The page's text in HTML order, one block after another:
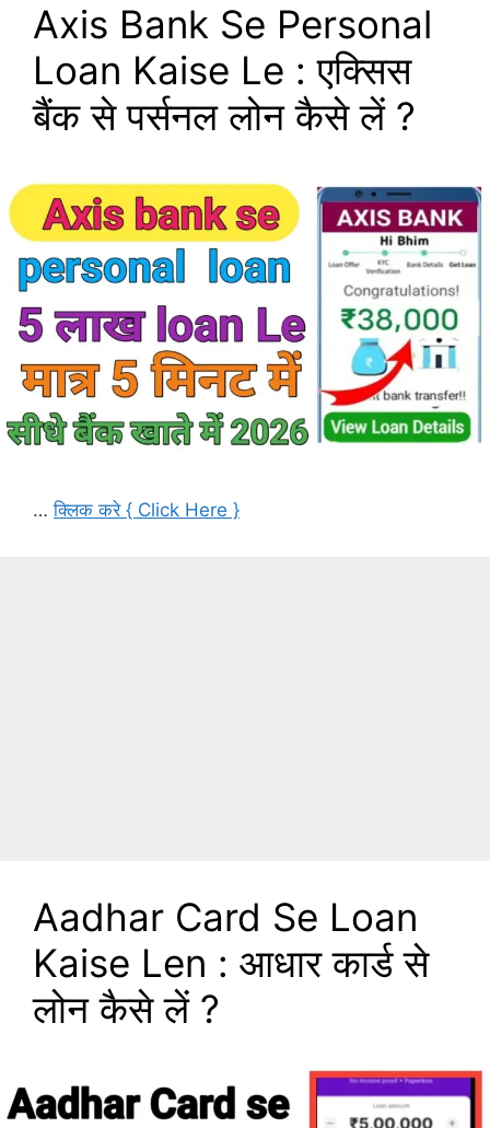
Axis Bank Se Personal
Loan Kaise Le : एक्सिस
बैंक से पर्सनल लोन कैसे लें ?
…क्लिक करे { Click Here }
Aadhar Card Se Loan
Kaise Len : आधार कार्ड से
लोन कैसे लें ?